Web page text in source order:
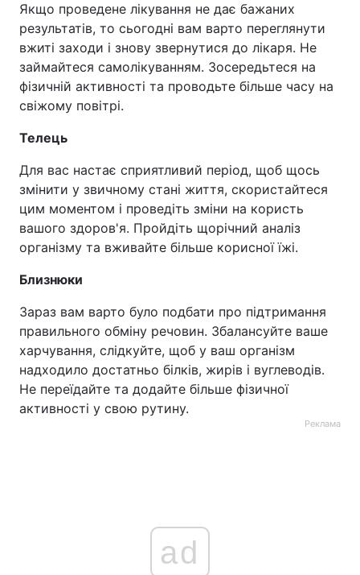
Якщо проведене лікування не дає бажаних
результатів, то сьогодні вам варто переглянути
вжиті заходи і знову звернутися до лікаря. Не
займайтеся самолікуванням. Зосередьтеся на
фізичній активності та проводьте більше часу на
свіжому повітрі.
Телець
Для вас настає сприятливий період, щоб щось
змінити у звичному стані життя, скористайтеся
цим моментом і проведіть зміни на користь
вашого здоров'я. Пройдіть щорічний аналіз
організму та вживайте більше корисної їжі.
Близнюки
Зараз вам варто було подбати про підтримання
правильного обміну речовин. Збалансуйте ваше
харчування, слідкуйте, щоб у ваш організм
надходило достатньо білків, жирів і вуглеводів.
Не переїдайте та додайте більше фізичної
активності у свою рутину.
Реклама
ad